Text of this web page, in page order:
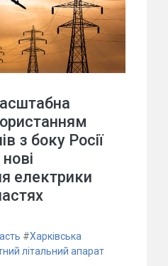
з боку Росії
електрики
#Харківська
літальний апарат